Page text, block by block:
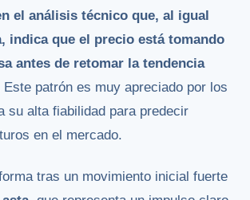
el análisis técnico que, al igual
indica que el precio está tomando
antes de retomar la tendencia
Este patrón es muy apreciado por los
su alta fiabilidad para predecir
en el mercado.
tras un movimiento inicial fuerte